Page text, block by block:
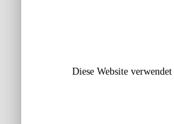
Diese Website